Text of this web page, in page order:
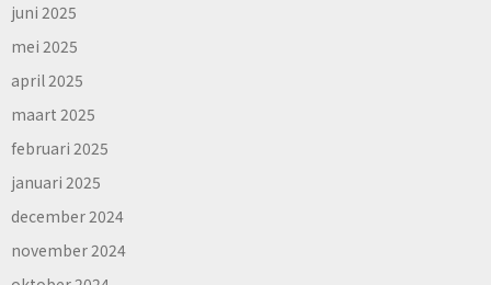
juni 2025
mei 2025
april 2025
maart 2025
februari 2025
januari 2025
december 2024
november 2024